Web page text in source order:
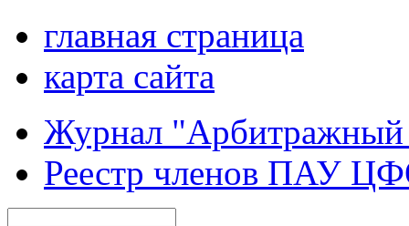
главная страница
карта сайта
Журнал
Реестр членов ПАУ